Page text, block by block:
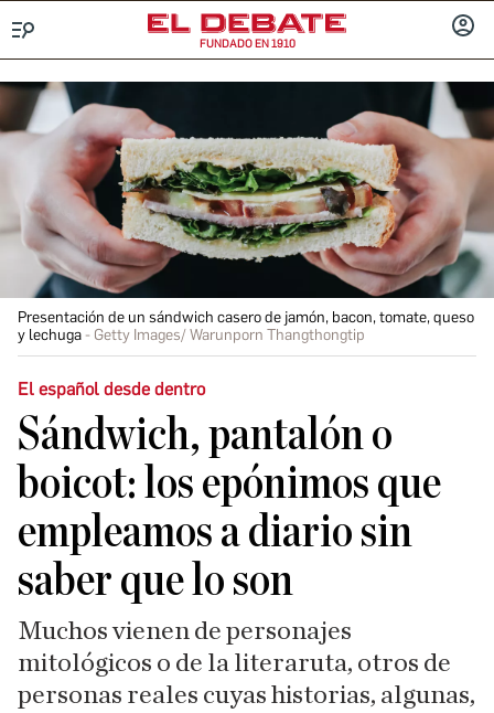
FUNDADO EN 1910
Presentación de un sándwich casero de jamón, bacon, tomate, queso
y lechuga
Getty Images/ Warunporn Thangthongtip
El español desde dentro
Sándwich, pantalón o
boicot: los epónimos que
empleamos a diario sin
saber que lo son
Muchos vienen de personajes
mitológicos o de la literaruta, otros de
personas reales cuyas historias, algunas,